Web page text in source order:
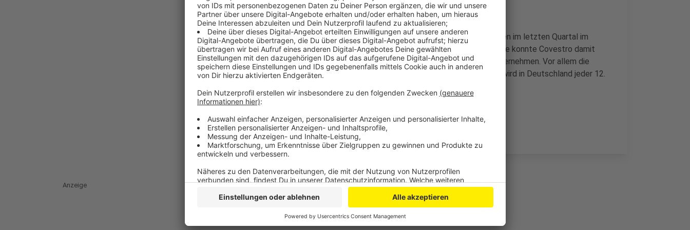
Wegen stark gestiegener Verkaufspreise haben sich die Einnahmen im letzten Quartal im
Vergleich zum Vorjahreszeitraum verdoppelt. Hohe Rohstoffpreise konnte Covestro damit
auffangen. Das sind gute Nachrichten für das börsennotierte Unternehmen. Vor allem die
Corona-Pandemie hat Covestro bislang stark gebeutelt. Derzeit wird in Deutschland jeder 12.
Anzeige